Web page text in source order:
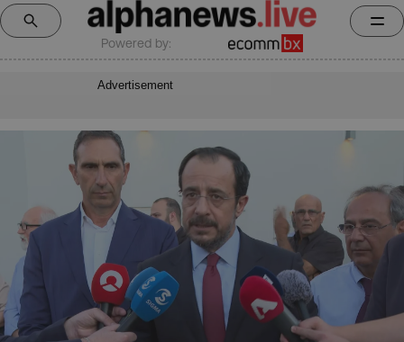
Powered by:
Advertisement